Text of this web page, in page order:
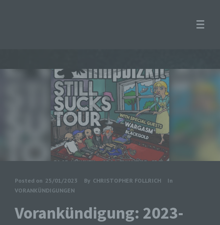
Posted on 25/01/2023 By CHRISTOPHER FOLLRICH
In
VORANKÜNDIGUNGEN
Vorankündigung: 2023-